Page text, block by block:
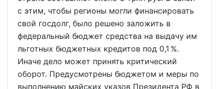
с этим, чтобы регионы могли финансировать
свой госдолг, было решено заложить в
федеральный бюджет средства на выдачу им
льготных бюджетных кредитов под 0,1 %.
Иначе дело может принять критический
оборот. Предусмотрены бюджетом и меры по
выполнению майских указов Президента РФ в